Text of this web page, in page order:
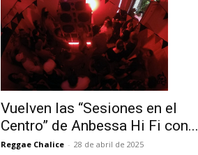
Vuelven las “Sesiones en el
Centro” de Anbessa Hi Fi con...
Reggae Chalice - 28 de abril de 2025